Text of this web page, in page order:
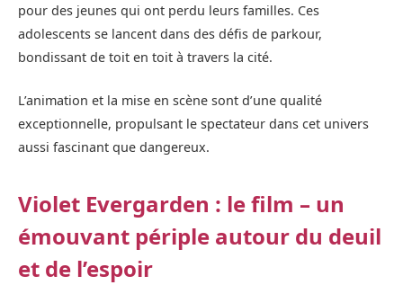
pour des jeunes qui ont perdu leurs familles. Ces
adolescents se lancent dans des défis de parkour,
bondissant de toit en toit à travers la cité.
L’animation et la mise en scène sont d’une qualité
exceptionnelle, propulsant le spectateur dans cet univers
aussi fascinant que dangereux.
Violet Evergarden : le film – un
émouvant périple autour du deuil
et de l’espoir